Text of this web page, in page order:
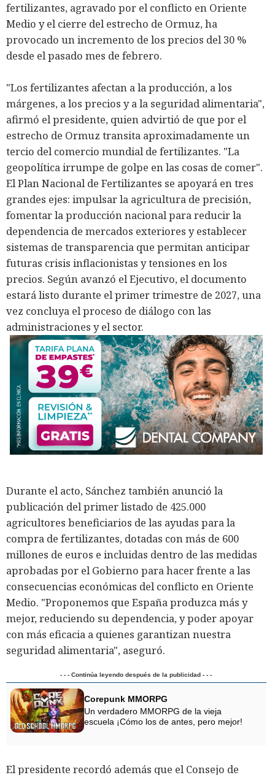
fertilizantes, agravado por el conflicto en Oriente
Medio y el cierre del estrecho de Ormuz, ha
provocado un incremento de los precios del 30 %
desde el pasado mes de febrero.
"Los fertilizantes afectan a la producción, a los
márgenes, a los precios y a la seguridad alimentaria",
afirmó el presidente, quien advirtió de que por el
estrecho de Ormuz transita aproximadamente un
tercio del comercio mundial de fertilizantes. "La
geopolítica irrumpe de golpe en las cosas de comer".
El Plan Nacional de Fertilizantes se apoyará en tres
grandes ejes: impulsar la agricultura de precisión,
fomentar la producción nacional para reducir la
dependencia de mercados exteriores y establecer
sistemas de transparencia que permitan anticipar
futuras crisis inflacionistas y tensiones en los
precios. Según avanzó el Ejecutivo, el documento
estará listo durante el primer trimestre de 2027, una
vez concluya el proceso de diálogo con las
administraciones y el sector.
Durante el acto, Sánchez también anunció la
publicación del primer listado de 425.000
agricultores beneficiarios de las ayudas para la
compra de fertilizantes, dotadas con más de 600
millones de euros e incluidas dentro de las medidas
aprobadas por el Gobierno para hacer frente a las
consecuencias económicas del conflicto en Oriente
Medio. "Proponemos que España produzca más y
mejor, reduciendo su dependencia, y poder apoyar
con más eficacia a quienes garantizan nuestra
seguridad alimentaria", aseguró.
- - - Continúa leyendo después de la publicidad - - -
Corepunk MMORPG
Un verdadero MMORPG de la vieja
escuela ¡Cómo los de antes, pero mejor!
El presidente recordó además que el Consejo de